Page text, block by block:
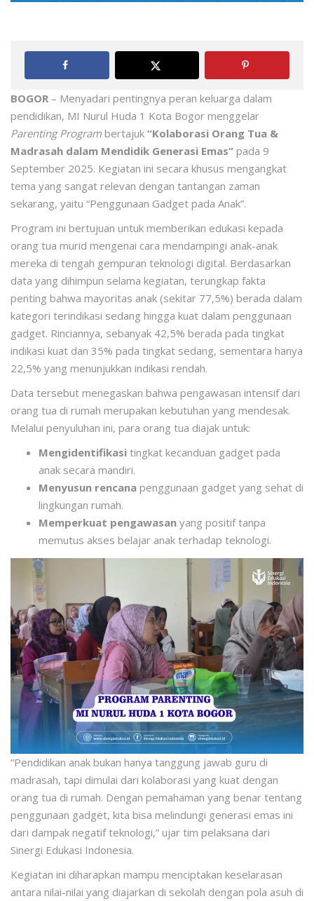
BOGOR – Menyadari pentingnya peran keluarga dalam
pendidikan, MI Nurul Huda 1 Kota Bogor menggelar
Parenting Program bertajuk “Kolaborasi Orang Tua &
Madrasah dalam Mendidik Generasi Emas” pada 9
September 2025. Kegiatan ini secara khusus mengangkat
tema yang sangat relevan dengan tantangan zaman
sekarang, yaitu “Penggunaan Gadget pada Anak”.
Program ini bertujuan untuk memberikan edukasi kepada
orang tua murid mengenai cara mendampingi anak-anak
mereka di tengah gempuran teknologi digital. Berdasarkan
data yang dihimpun selama kegiatan, terungkap fakta
penting bahwa mayoritas anak (sekitar 77,5%) berada dalam
kategori terindikasi sedang hingga kuat dalam penggunaan
gadget. Rinciannya, sebanyak 42,5% berada pada tingkat
indikasi kuat dan 35% pada tingkat sedang, sementara hanya
22,5% yang menunjukkan indikasi rendah.
Data tersebut menegaskan bahwa pengawasan intensif dari
orang tua di rumah merupakan kebutuhan yang mendesak.
Melalui penyuluhan ini, para orang tua diajak untuk:
Mengidentifikasi tingkat kecanduan gadget pada
anak secara mandiri.
Menyusun rencana penggunaan gadget yang sehat di
lingkungan rumah.
Memperkuat pengawasan yang positif tanpa
memutus akses belajar anak terhadap teknologi.
“Pendidikan anak bukan hanya tanggung jawab guru di
madrasah, tapi dimulai dari kolaborasi yang kuat dengan
orang tua di rumah. Dengan pemahaman yang benar tentang
penggunaan gadget, kita bisa melindungi generasi emas ini
dari dampak negatif teknologi,” ujar tim pelaksana dari
Sinergi Edukasi Indonesia.
Kegiatan ini diharapkan mampu menciptakan keselarasan
antara nilai-nilai yang diajarkan di sekolah dengan pola asuh di